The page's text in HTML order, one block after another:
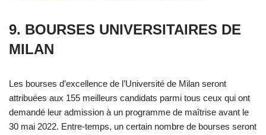
9. BOURSES UNIVERSITAIRES DE
MILAN
Les bourses d’excellence de l’Université de Milan seront
attribuées aux 155 meilleurs candidats parmi tous ceux qui ont
demandé leur admission à un programme de maîtrise avant le
30 mai 2022. Entre-temps, un certain nombre de bourses seront